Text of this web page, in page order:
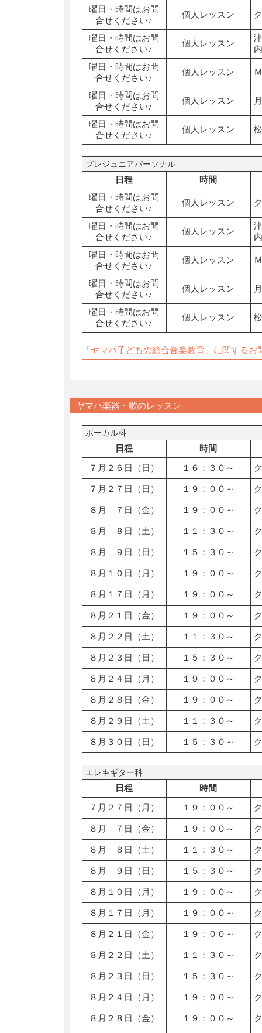
曜日・時間はお問
合せください♪
個人レッスン
曜日・時間はお問
合せください♪
個人レッスン
曜日・時間はお問
合せください♪
個人レッスン
曜日・時間はお問
合せください♪
個人レッスン
曜日・時間はお問
合せください♪
個人レッスン
プレジュニアパーソナル
日程
時間
曜日・時間はお問
合せください♪
個人レッスン
曜日・時間はお問
合せください♪
個人レッスン
曜日・時間はお問
合せください♪
個人レッスン
曜日・時間はお問
合せください♪
個人レッスン
曜日・時間はお問
合せください♪
個人レッスン
「ヤマハ子どもの総合音楽教育」に関するお
ヤマハ楽器・歌のレッスン
ボーカル科
日程
時間
７月２６日（日）
１６：３０～
７月２７日（日） １９：００～
８月 ７日（金） １９：００～
８月 ８日（土） １１：３０～
８月 ９日（日） １５：３０～
８月１０日（月） １９：００～
８月１７日（月） １９：００～
８月２１日（金） １９：００～
８月２２日（土） １１：３０～
８月２３日（日） １５：３０～
８月２４日（月） １９：００～
８月２８日（金） １９：００～
８月２９日（土） １１：３０～
８月３０日（日） １５：３０～
エレキギター科
日程
時間
７月２７日（月）
１９：００～
８月 ７日（金） １９：００～
８月 ８日（土） １１：３０～
８月 ９日（日） １５：３０～
８月１０日（月） １９：００～
８月１７日（月） １９：００～
８月２１日（金） １９：００～
８月２２日（土） １１：３０～
８月２３日（日） １５：３０～
８月２４日（月） １９：００～
８月２８日（金） １９：００～